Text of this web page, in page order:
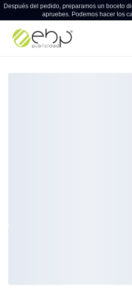
Después del pedido, preparamos un boceto
apruebes. Podemos hacer los